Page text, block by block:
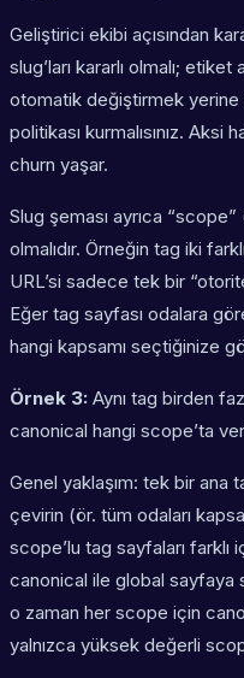
Geliştirici ekibi açısından
slug’ları kararlı olmalı;
otomatik değiştirmek
politikası kurmalısınız.
churn yaşar.
Slug şeması ayrıca
olmalıdır. Örneğin tag iki
URL’si sadece tek bir
Eğer tag sayfası odalara
hangi kapsamı seçtiğinize
Örnek 3: Aynı tag birden
canonical hangi scope’ta
Genel yaklaşım: tek bir ana
çevirin (ör. tüm odaları
scope’lu tag sayfaları
canonical ile global sayfaya
o zaman her scope için
yalnızca yüksek değerli